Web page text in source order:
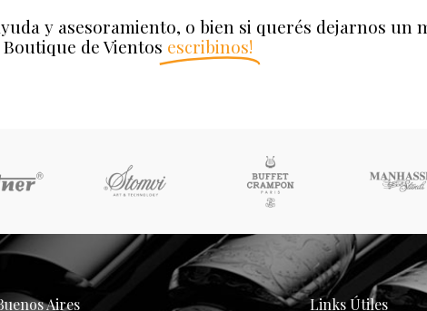
y asesoramiento, o bien si querés dejarnos un
de Vientos escribinos!
Aires Links Útiles